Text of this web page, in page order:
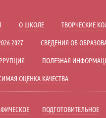
изображения
Средний
О ШКОЛЕ ТВОРЧЕСКИЕ
2027
СВЕДЕНИЯ ОБ
ПОЛЕЗНАЯ
ОЦЕНКА КАЧЕСТВА
ПОДГОТОВИТЕЛЬНОЕ